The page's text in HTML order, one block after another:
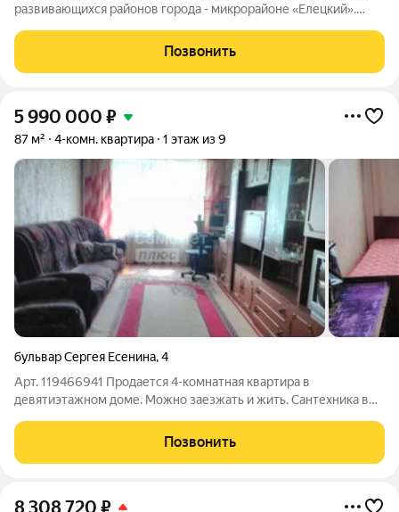
развивающихся районов города - микрорайоне «Елецкий».
ГРУПП, а также собственный, отличительный подход к
строительству жилых домов привел к тому,
Позвонить
5 990 000 ₽
87 м² 4-комн. квартира 1 этаж из 9
бульвар Сергея Есенина,4
Арт. 119466941 Продается 4-комнатная квартира в
девятиэтажном доме. Можно заезжать и жить. Сантехника в
изолированные, санузел раздельный. Есть как балкон, так и
большая лоджия с кладовкой - при
Позвонить
8 308 720 ₽